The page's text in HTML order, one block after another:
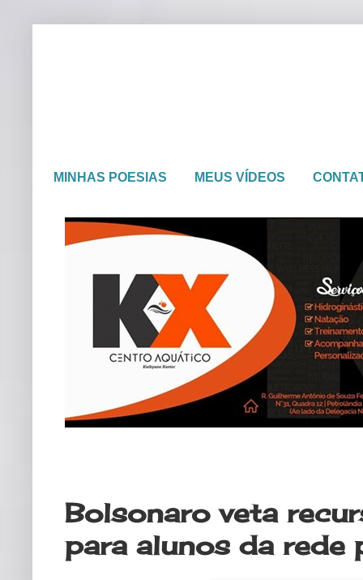
MINHAS POESIAS MEUS VÍDEOS
Bolsonaro veta
para alunos da rede